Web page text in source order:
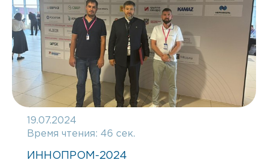
19.07.2024
Время чтения: 46 сек.
ИННОПРОМ-2024